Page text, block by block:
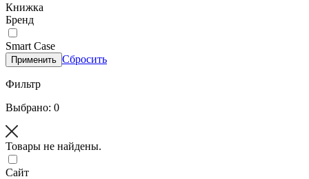
Книжка
Бренд
Smart Case
Применить Сбросить
Фильтр
Выбрано: 0
Товары не найдены.
Сайт